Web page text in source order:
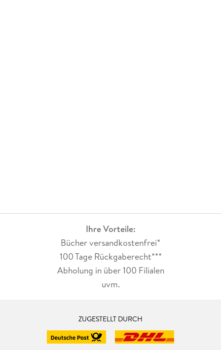
Ihre Vorteile:
Bücher versandkostenfrei*
100 Tage Rückgaberecht***
Abholung in über 100 Filialen
uvm.
ZUGESTELLT DURCH